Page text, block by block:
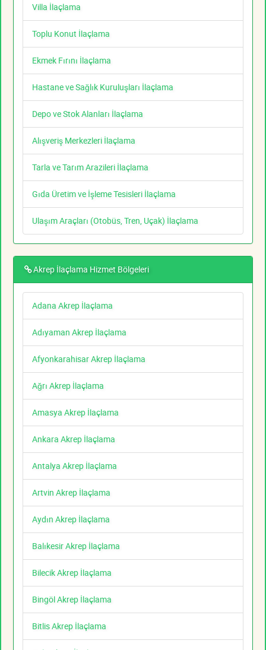
Villa İlaçlama
Toplu Konut İlaçlama
Ekmek Fırını İlaçlama
Hastane ve Sağlık Kuruluşları İlaçlama
Depo ve Stok Alanları İlaçlama
Alışveriş Merkezleri İlaçlama
Tarla ve Tarım Arazileri İlaçlama
Gıda Üretim ve İşleme Tesisleri İlaçlama
Ulaşım Araçları (Otobüs, Tren, Uçak) İlaçlama
Akrep İlaçlama Hizmet Bölgeleri
Adana Akrep İlaçlama
Adıyaman Akrep İlaçlama
Afyonkarahisar Akrep İlaçlama
Ağrı Akrep İlaçlama
Amasya Akrep İlaçlama
Ankara Akrep İlaçlama
Antalya Akrep İlaçlama
Artvin Akrep İlaçlama
Aydın Akrep İlaçlama
Balıkesir Akrep İlaçlama
Bilecik Akrep İlaçlama
Bingöl Akrep İlaçlama
Bitlis Akrep İlaçlama